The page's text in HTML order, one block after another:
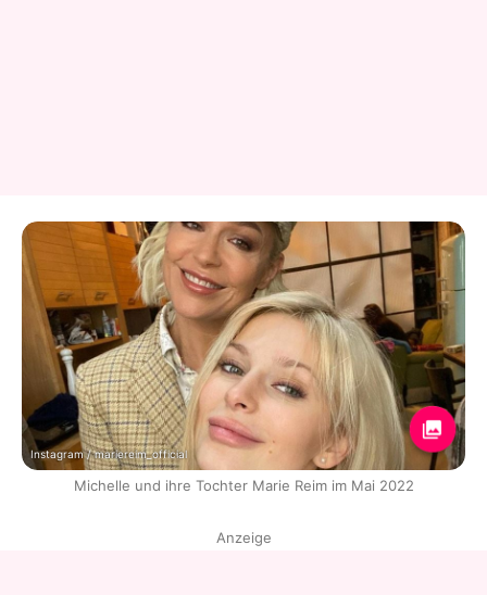
Instagram / mariereim_official
Michelle und ihre Tochter Marie Reim im Mai 2022
Anzeige